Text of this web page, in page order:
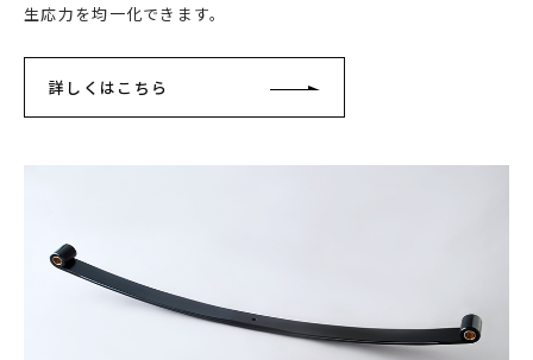
生応力を均一化できます。
詳しくはこちら